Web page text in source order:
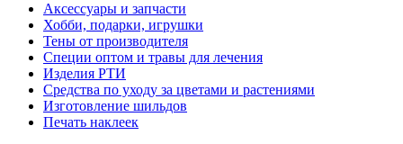
Аксессуары и запчасти
Хобби, подарки, игрушки
Тены от производителя
Специи оптом и травы для лечения
Изделия РТИ
Средства по уходу за цветами и растениями
Изготовление шильдов
Печать наклеек